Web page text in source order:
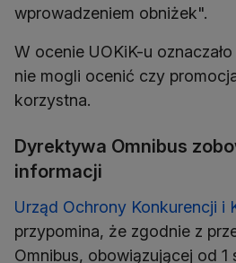
wprowadzeniem obniżek".
W ocenie UOKiK-u
nie mogli ocenić czy
korzystna.
Dyrektywa Omnibus
informacji
Urząd Ochrony Konkurencji i
przypomina, że zgodnie z
Omnibus, obowiązującej od 1